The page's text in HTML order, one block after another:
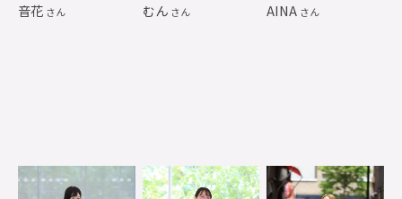
音花 さん むん さん AINA さん